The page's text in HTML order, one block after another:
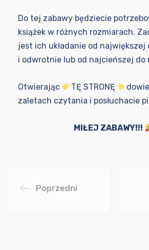
Do tej zabawy będziecie
książek w różnych rozmiarach.
jest ich układanie od
i odwrotnie lub od najcieńszej do
Otwierając TĘ STRONĘ
zaletach czytania i posłuchacie
MIŁEJ ZABAWY!!!
Poprzedni